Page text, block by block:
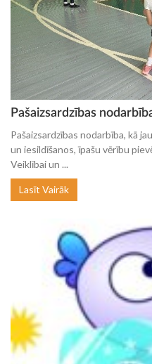
Pašaizsardzības
Pašaizsardzības nodarbība, kā
un iesildīšanos, īpašu vērību
Veiklībai un ...
Lasīt Vairāk